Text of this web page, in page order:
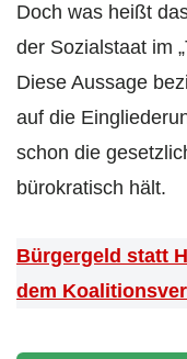
Doch was heißt
der Sozialstaat im
Diese Aussage
auf die
schon die
bürokratisch hält.
Bürgergeld statt
dem